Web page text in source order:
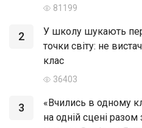
81199
2
У школу шукають
точки світу: не
клас
36403
3
«Вчились в одному
на одній сцені